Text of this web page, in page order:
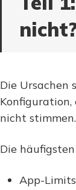
Die Ursachen
Konfiguration,
nicht stimmen.
Die
App-